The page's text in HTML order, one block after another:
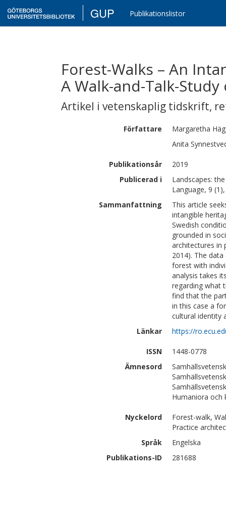
GUP Publikationslistor
Forest-Walks – An
A Walk-and-Talk-
Artikel i vetenskaplig tidskrift,
Författare Margaretha
Anita
Publikationsår
2019
Publicerad i
Landscapes:
Language, 9
Sammanfattning
This article
intangible
Swedish
grounded in
architectures in
2014). The
forest with
analysis takes
regarding what
find that the
in this case a
cultural identity
Länkar
https://
ISSN
1448-0778
Ämnesord
Humaniora
Nyckelord
Forest-walk,
Practice
Språk
Engelska
Publikations-ID
281688